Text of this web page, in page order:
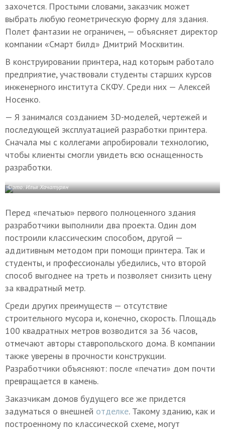
захочется. Простыми словами, заказчик может
выбрать любую геометрическую форму для здания.
Полет фантазии не ограничен, — объясняет директор
компании «Смарт билд» Дмитрий Москвитин.
В конструировании принтера, над которым работало
предприятие, участвовали студенты старших курсов
инженерного института СКФУ. Среди них — Алексей
Носенко.
— Я занимался созданием 3D-моделей, чертежей и
последующей эксплуатацией разработки принтера.
Сначала мы с коллегами апробировали технологию,
чтобы клиенты смогли увидеть всю оснащенность
разработки.
Фото: Илья Хачатурян
Перед «печатью» первого полноценного здания
разработчики выполнили два проекта. Один дом
построили классическим способом, другой —
аддитивным методом при помощи принтера. Так и
студенты, и профессионалы убедились, что второй
способ выгоднее на треть и позволяет снизить цену
за квадратный метр.
Среди других преимуществ — отсутствие
строительного мусора и, конечно, скорость. Площадь
100 квадратных метров возводится за 36 часов,
отмечают авторы ставропольского дома. В компании
также уверены в прочности конструкции.
Разработчики объясняют: после «печати» дом почти
превращается в камень.
Заказчикам домов будущего все же придется
задуматься о внешней отделке. Такому зданию, как и
построенному по классической схеме, могут